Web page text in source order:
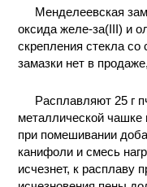
ПРОИЗВОДСТВЕ
И ХИМИЧЕСКАЯ
КОНТАКТЫ
Менделеевская
оксида желе-за(III) и
скрепления стекла
замазки нет в
Расплавляют 25 г
металлической чашке
при помешивании
канифоли и смесь
исчезнет, к расплаву